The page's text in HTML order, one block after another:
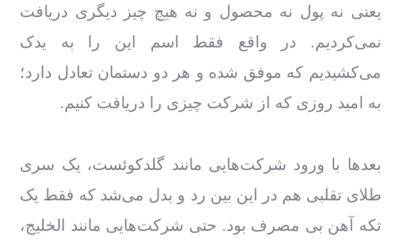
یعنی نه پول نه محصول و نه هیچ چیز دیگری دریافت
نمی‌کردیم. در واقع فقط اسم این را به یدک
می‌کشیدیم که موفق شده‌ و هر دو دستمان تعادل دارد؛
به امید روزی که از شرکت چیزی را دریافت کنیم.
بعدها با ورود شرکت‌هایی مانند گلدکوئست، یک سری
طلای تقلبی هم در این بین رد و بدل می‌شد که فقط یک
تکه آهن بی مصرف بود. حتی شرکت‌هایی مانند الخلیج،